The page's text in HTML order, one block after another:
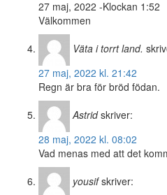
27 maj, 2022 -Klockan 1:52
Välkommen
Väta i torrt land.
27 maj, 2022 kl. 21:42
Regn är bra för bröd födan.
Astrid skriver:
28 maj, 2022 kl. 08:02
Vad menas med att det
yousif skriver: